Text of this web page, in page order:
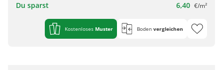
Du sparst 6,40 €/m²
Kostenloses Muster Boden vergleichen